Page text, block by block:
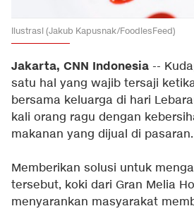
Ilustrasi (Jakub Kapusnak/FoodiesFeed)
Jakarta, CNN Indonesia --
satu hal yang wajib tersaji
bersama keluarga di hari
kali orang ragu dengan
makanan yang dijual di pasaran.
Memberikan solusi untuk
tersebut, koki dari Gran Melia
menyarankan masyarakat